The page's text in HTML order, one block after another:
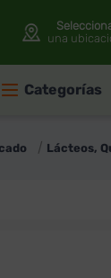
una
Categorías
Lácteos,